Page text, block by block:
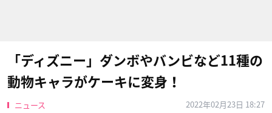
「ディズニー」ダンボやバンビなど11種の
動物キャラがケーキに変身！
ニュース 2022年02月23日 18:27